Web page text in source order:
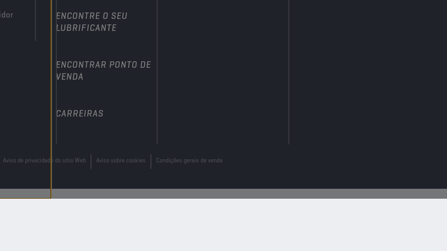
ENCONTRE O SEU
LUBRIFICANTE
ENCONTRAR PONTO DE
VENDA
CARREIRAS
Aviso de privacidade do sítio Web Aviso sobre cookies Condições gerais de venda